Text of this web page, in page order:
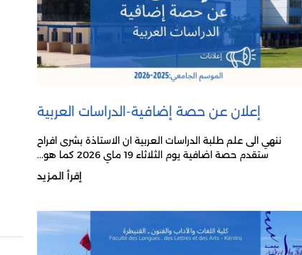
إعلان عن حصة إضافية-الدراسات العربية
ننهي الى علم طلبة الدراسات العربية ان الاستاذة بشرى افراح
ستقدم حصة اضافية يوم الثلاثاء 19 ماي 2026 كما هو...
إقرأ المزيد